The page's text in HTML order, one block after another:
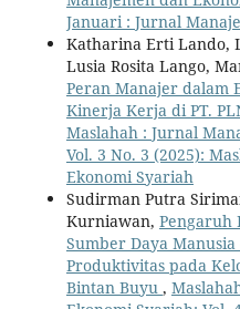
Januari : Jurnal
Katharina Erti Lando,
Lusia Rosita Lango,
Peran Manajer dalam
Kinerja Kerja di PT.
Maslahah : Jurnal
Vol. 3 No. 3 (2025):
Ekonomi Syariah
Sudirman Putra
Kurniawan, Pengaruh
Sumber Daya
Produktivitas pada
Bintan Buyu ,